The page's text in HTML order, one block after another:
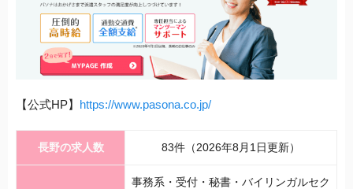
【公式HP】 https://www.pasona.co.jp/
長野の求人数 83件（2026年8月1日更新）
事務系・受付・秘書・バイリンガルセク